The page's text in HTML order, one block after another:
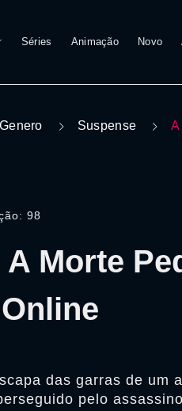
Séries Animação Novo
Genero Suspense
98
Morte
das garras de um
pelo